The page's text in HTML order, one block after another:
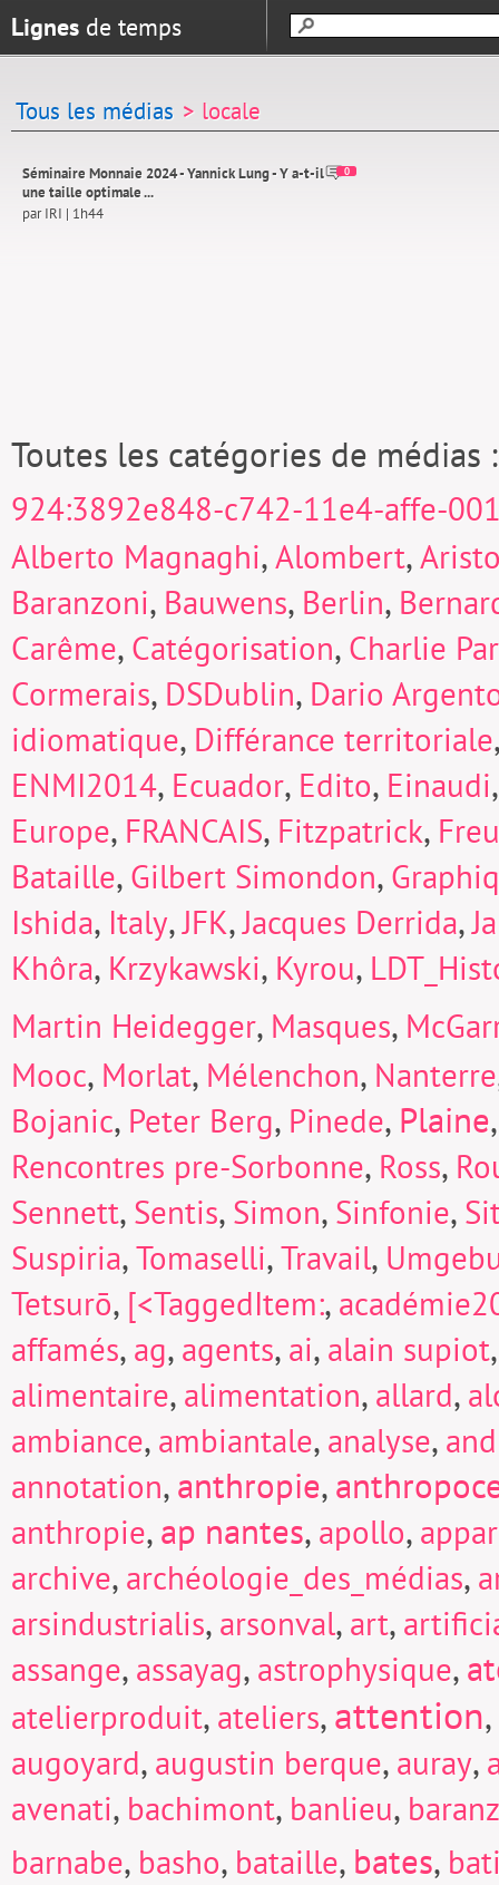
Lignes de temps
Tous les médias > locale
0
Séminaire Monnaie 2024 - Yannick Lung - Y a-t-il
une taille optimale ...
par IRI | 1h44
Toutes les catégories de médias
924:3892e848-c742-11e4-affe-
Alberto Magnaghi,Alombert,
Baranzoni, Bauwens, Berlin,
Carême, Catégorisation, Charlie
Cormerais, DSDublin, Dario
idiomatique, Différance territoriale
ENMI2014, Ecuador, Edito, Einaudi
Europe, FRANCAIS, Fitzpatrick,
Bataille, Gilbert Simondon,
Ishida, Italy,JFK,Jacques Derrida,
Khôra, Krzykawski, Kyrou,
Martin Heidegger, Masques,
Mooc, Morlat, Mélenchon, Nanterre
Bojanic, Peter Berg, Pinede, Plaine
Rencontres pre-Sorbonne, Ross,
Sennett, Sentis, Simon, Sinfonie,
Suspiria,Tomaselli,Travail,
Tetsurō, [<TaggedItem:,
affamés, ag, agents, ai, alain supiot
alimentaire, alimentation, allard,
ambiance, ambiantale, analyse,
annotation,anthropie,
anthropie,ap nantes, apollo,
archive, archéologie_des_médias,
arsindustrialis, arsonval, art,
assange, assayag, astrophysique,
atelierproduit, ateliers,attention,
augoyard, augustin berque, auray,
avenati, bachimont, banlieu,
barnabe, basho, bataille, bates,